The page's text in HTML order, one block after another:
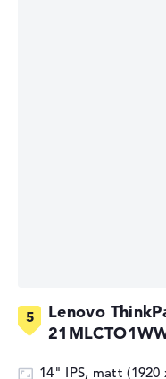
Lenovo
14" IPS, matt (1920